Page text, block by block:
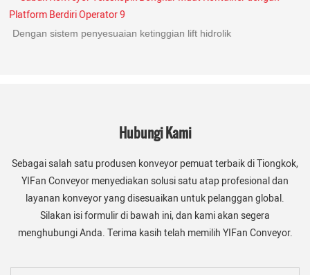
Dengan sistem penyesuaian ketinggian lift hidrolik
Hubungi Kami
Sebagai salah satu produsen konveyor pemuat terbaik di Tiongkok,
YIFan Conveyor menyediakan solusi satu atap profesional dan
layanan konveyor yang disesuaikan untuk pelanggan global.
Silakan isi formulir di bawah ini, dan kami akan segera
menghubungi Anda. Terima kasih telah memilih YIFan Conveyor.